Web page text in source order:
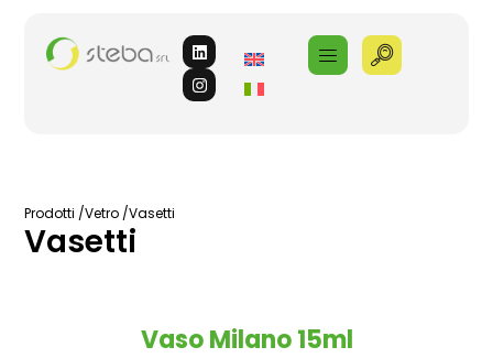
Prodotti /Vetro /Vasetti
Vasetti
Vaso Milano 15ml